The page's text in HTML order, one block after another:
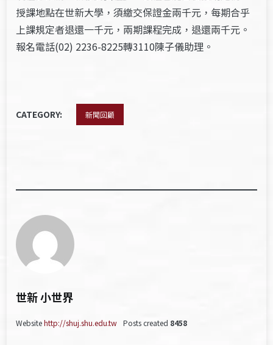
授課地點在世新大學，須繳交保證金兩千元，每期合乎
上課規定者退還一千元，兩期課程完成，退還兩千元。
報名電話(02) 2236-8225轉3110陳子儀助理。
CATEGORY: 新聞回顧
世新 小世界
Websitehttp://shuj.shu.edu.tw Posts created 8458